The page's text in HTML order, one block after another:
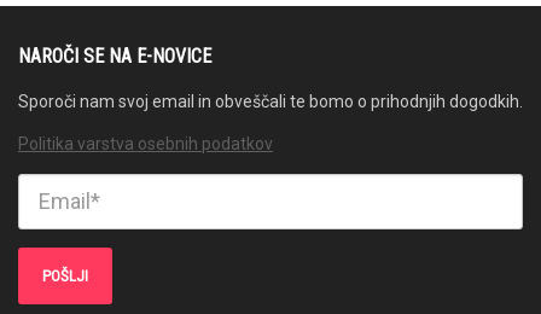
NAROČI SE NA E-NOVICE
Sporoči nam svoj email in obveščali te bomo o prihodnjih dogodkih.
Politika varstva osebnih podatkov